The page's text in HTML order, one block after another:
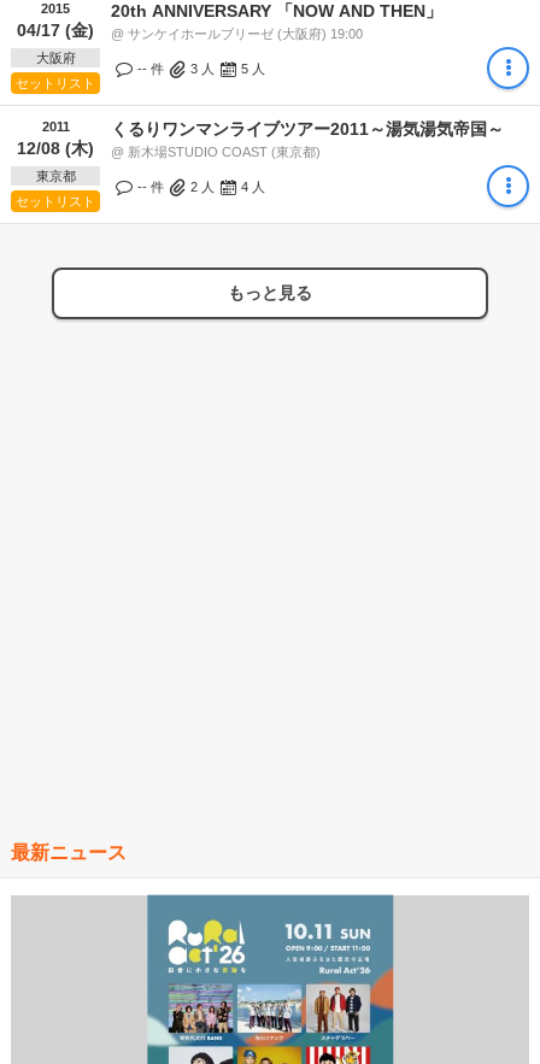
2015
04/17 (金)
大阪府
セットリスト
20th ANNIVERSARY 「NOW AND THEN」
@ サンケイホールブリーゼ (大阪府) 19:00
-- 件 3 人 5 人
2011
12/08 (木)
東京都
セットリスト
くるりワンマンライブツアー2011～湯気湯気帝国～
@ 新木場STUDIO COAST (東京都)
-- 件 2 人 4 人
もっと見る
最新ニュース